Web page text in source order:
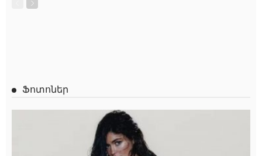
Ֆոտոներ